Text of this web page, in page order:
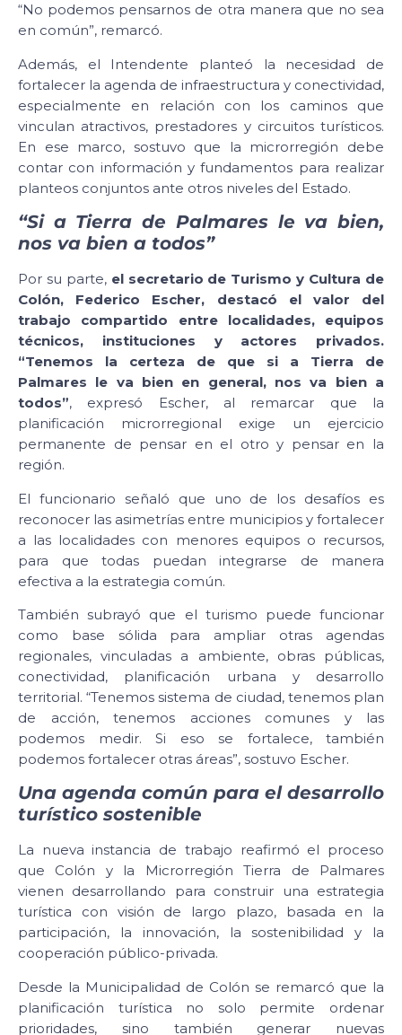
“No podemos pensarnos de otra manera que no sea
en común”, remarcó.
Además, el Intendente planteó la necesidad de
fortalecer la agenda de infraestructura y conectividad,
especialmente en relación con los caminos que
vinculan atractivos, prestadores y circuitos turísticos.
En ese marco, sostuvo que la microrregión debe
contar con información y fundamentos para realizar
planteos conjuntos ante otros niveles del Estado.
“Si a Tierra de Palmares le va bien,
nos va bien a todos”
Por su parte, el secretario de Turismo y Cultura de
Colón, Federico Escher, destacó el valor del
trabajo compartido entre localidades, equipos
técnicos, instituciones y actores privados.
“Tenemos la certeza de que si a Tierra de
Palmares le va bien en general, nos va bien a
todos”, expresó Escher, al remarcar que la
planificación microrregional exige un ejercicio
permanente de pensar en el otro y pensar en la
región.
El funcionario señaló que uno de los desafíos es
reconocer las asimetrías entre municipios y fortalecer
a las localidades con menores equipos o recursos,
para que todas puedan integrarse de manera
efectiva a la estrategia común.
También subrayó que el turismo puede funcionar
como base sólida para ampliar otras agendas
regionales, vinculadas a ambiente, obras públicas,
conectividad, planificación urbana y desarrollo
territorial. “Tenemos sistema de ciudad, tenemos plan
de acción, tenemos acciones comunes y las
podemos medir. Si eso se fortalece, también
podemos fortalecer otras áreas”, sostuvo Escher.
Una agenda común para el desarrollo
turístico sostenible
La nueva instancia de trabajo reafirmó el proceso
que Colón y la Microrregión Tierra de Palmares
vienen desarrollando para construir una estrategia
turística con visión de largo plazo, basada en la
participación, la innovación, la sostenibilidad y la
cooperación público-privada.
Desde la Municipalidad de Colón se remarcó que la
planificación turística no solo permite ordenar
prioridades, sino también generar nuevas